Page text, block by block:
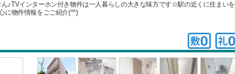
♪TVインターホン付き物件は一人暮らしの大きな味方です☆駅の近くに住まいを
に物件情報をごご紹介(^^)